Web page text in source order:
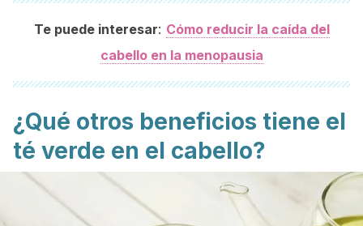
Te puede interesar: Cómo reducir la caída del
cabello en la menopausia
¿Qué otros beneficios tiene el
té verde en el cabello?